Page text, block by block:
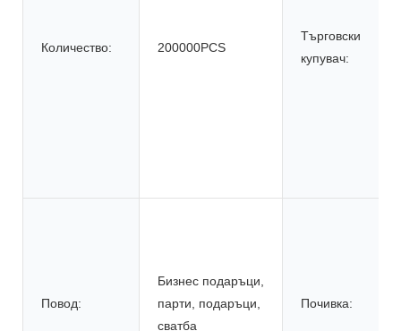
Количество: 200000PCS
Търговски
купувач:
Повод:
Бизнес подаръци,
парти, подаръци,
сватба
Почивка: